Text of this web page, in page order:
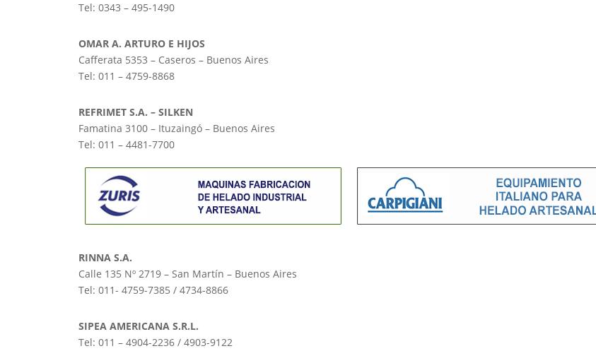
Tel: 0343 – 495-1490
OMAR A. ARTURO E HIJOS
Cafferata 5353 – Caseros – Buenos Aires
Tel: 011 – 4759-8868
REFRIMET S.A. – SILKEN
Famatina 3100 – Ituzaingó – Buenos Aires
Tel: 011 – 4481-7700
RINNA S.A.
Calle 135 Nº 2719 – San Martín – Buenos Aires
Tel: 011- 4759-7385 / 4734-8866
SIPEA AMERICANA S.R.L.
Tel: 011 – 4904-2236 / 4903-9122